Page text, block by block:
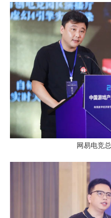
网易电竞